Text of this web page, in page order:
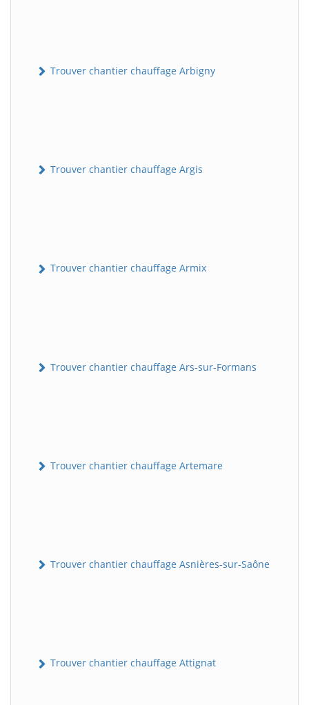
Trouver chantier chauffage Arbigny
Trouver chantier chauffage Argis
Trouver chantier chauffage Armix
Trouver chantier chauffage Ars-sur-Formans
Trouver chantier chauffage Artemare
Trouver chantier chauffage Asnières-sur-Saône
Trouver chantier chauffage Attignat